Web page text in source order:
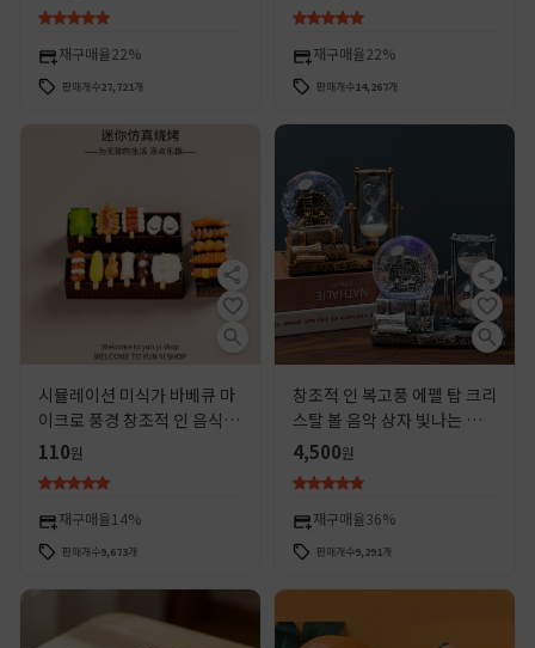
재구매율22%
판매개수27,721개
재구매율22%
판매개수14,267개
시뮬레이션 미식가 바베큐 마
이크로 풍경 창조적 인 음식 놀
이 인형 집 DIY 장식 액세서리
소형 미니 작은 장식품
110원
재구매율14%
판매개수9,673개
창조적 인 복고풍 에펠 탑 크리
스탈 볼 음악 상자 빛나는 음악
상자 사무실 바탕 화면 장식 장
식품 도매
4,500원
재구매율36%
판매개수9,291개